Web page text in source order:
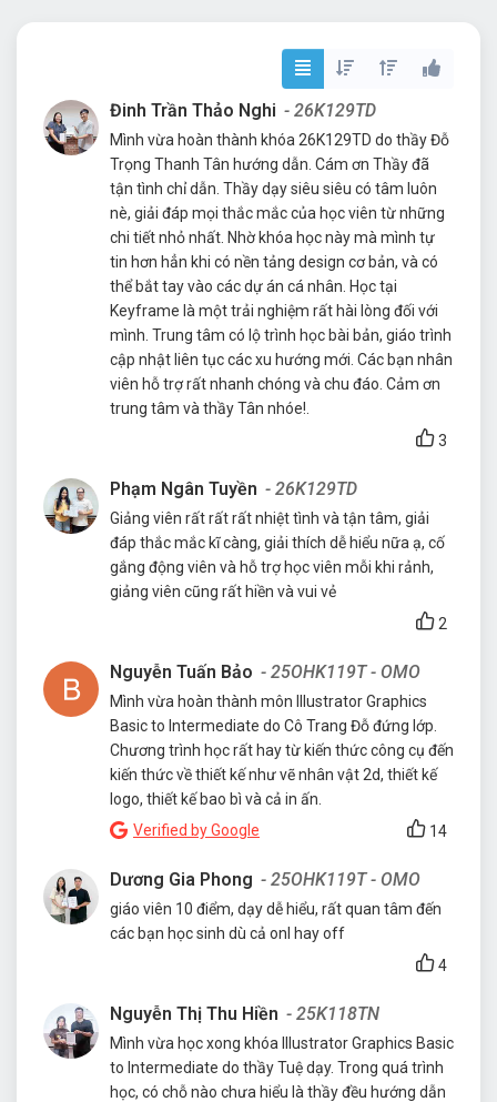
Đinh Trần Thảo Nghi - 26K129TD
Mình vừa hoàn thành khóa 26K129TD do thầy Đỗ
Trọng Thanh Tân hướng dẫn. Cám ơn Thầy đã
tận tình chỉ dẫn. Thầy dạy siêu siêu có tâm luôn
nè, giải đáp mọi thắc mắc của học viên từ những
chi tiết nhỏ nhất. Nhờ khóa học này mà mình tự
tin hơn hẳn khi có nền tảng design cơ bản, và có
thể bắt tay vào các dự án cá nhân. Học tại
Keyframe là một trải nghiệm rất hài lòng đối với
mình. Trung tâm có lộ trình học bài bản, giáo trình
cập nhật liên tục các xu hướng mới. Các bạn nhân
viên hỗ trợ rất nhanh chóng và chu đáo. Cảm ơn
trung tâm và thầy Tân nhóe!.
3
Phạm Ngân Tuyền - 26K129TD
Giảng viên rất rất rất nhiệt tình và tận tâm, giải
đáp thắc mắc kĩ càng, giải thích dễ hiểu nữa ạ, cố
gắng động viên và hỗ trợ học viên mỗi khi rảnh,
giảng viên cũng rất hiền và vui vẻ
2
Nguyễn Tuấn Bảo - 25OHK119T - OMO
Mình vừa hoàn thành môn Illustrator Graphics
Basic to Intermediate do Cô Trang Đỗ đứng lớp.
Chương trình học rất hay từ kiến thức công cụ đến
kiến thức về thiết kế như vẽ nhân vật 2d, thiết kế
logo, thiết kế bao bì và cả in ấn.
Verified by Google
14
Dương Gia Phong - 25OHK119T - OMO
giáo viên 10 điểm, dạy dễ hiểu, rất quan tâm đến
các bạn học sinh dù cả onl hay off
4
Nguyễn Thị Thu Hiền - 25K118TN
Mình vừa học xong khóa Illustrator Graphics Basic
to Intermediate do thầy Tuệ dạy. Trong quá trình
học, có chỗ nào chưa hiểu là thầy đều hướng dẫn